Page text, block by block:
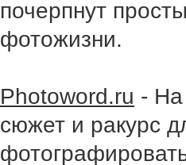
почерпнут
фотожизни.
Photoword.ru - На
сюжет и ракурс